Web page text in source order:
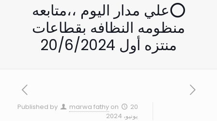
⭕علي مدار اليوم ،،متابعه
منظومه النظافه بقطاعات
منتزه أول 20/6/2024
Published by marwa fathy on
20
يونيو، 2024